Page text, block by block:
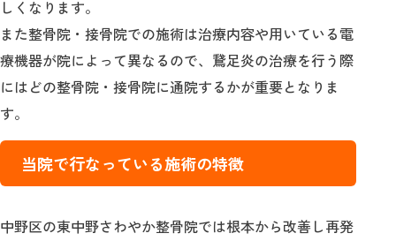
しくなります。
また整骨院・接骨院での施術は治療内容や用いている電
療機器が院によって異なるので、鵞足炎の治療を行う際
にはどの整骨院・接骨院に通院するかが重要となりま
す。
当院で行なっている施術の特徴
中野区の東中野さわやか整骨院では根本から改善し再発